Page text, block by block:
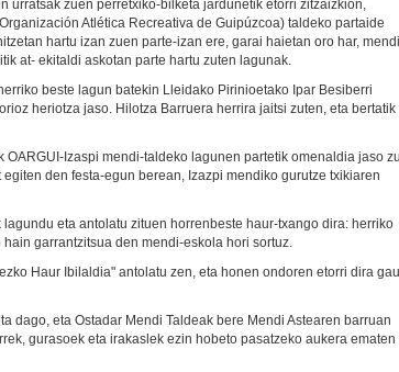
urratsak zuen perretxiko-bilketa jardunetik etorri zitzaizkion,
Atlética Recreativa de Guipúzcoa) taldeko partaide
hartu izan zuen parte-izan ere, garai haietan oro har,
at- ekitaldi askotan parte hartu zuten lagunak.
beste lagun batekin Lleidako Pirinioetako Ipar Besiberri
heriotza jaso. Hilotza Barruera herrira jaitsi zuten, eta bertatik
Izaspi mendi-taldeko lagunen partetik omenaldia jaso
den festa-egun berean, Izazpi mendiko gurutze txikiaren
eta antolatu zituen horrenbeste haur-txango dira: herriko
garrantzitsua den mendi-eskola hori sortuz.
Haur Ibilaldia" antolatu zen, eta honen ondoren etorri dira
dago, eta Ostadar Mendi Taldeak bere Mendi Astearen barruan
gurasoek eta irakaslek ezin hobeto pasatzeko aukera ematen